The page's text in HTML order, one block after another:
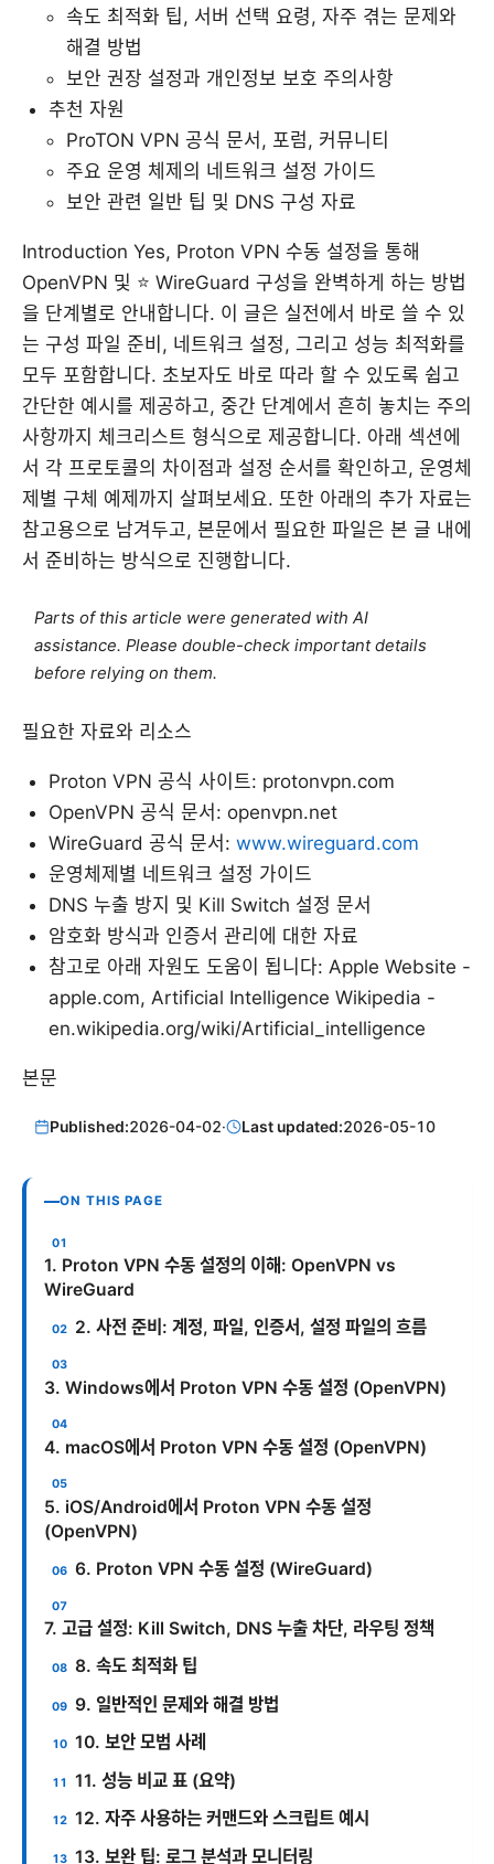
속도 최적화 팁, 서버 선택 요령, 자주 겪는 문제와
해결 방법
보안 권장 설정과 개인정보 보호 주의사항
추천 자원
ProTON VPN 공식 문서, 포럼, 커뮤니티
주요 운영 체제의 네트워크 설정 가이드
보안 관련 일반 팁 및 DNS 구성 자료
Introduction Yes, Proton VPN 수동 설정을 통해
OpenVPN 및 ⭐ WireGuard 구성을 완벽하게 하는 방법
을 단계별로 안내합니다. 이 글은 실전에서 바로 쓸 수 있
는 구성 파일 준비, 네트워크 설정, 그리고 성능 최적화를
모두 포함합니다. 초보자도 바로 따라 할 수 있도록 쉽고
간단한 예시를 제공하고, 중간 단계에서 흔히 놓치는 주의
사항까지 체크리스트 형식으로 제공합니다. 아래 섹션에
서 각 프로토콜의 차이점과 설정 순서를 확인하고, 운영체
제별 구체 예제까지 살펴보세요. 또한 아래의 추가 자료는
참고용으로 남겨두고, 본문에서 필요한 파일은 본 글 내에
서 준비하는 방식으로 진행합니다.
Parts of this article were generated with AI
assistance. Please double-check important details
before relying on them.
필요한 자료와 리소스
Proton VPN 공식 사이트: protonvpn.com
OpenVPN 공식 문서: openvpn.net
WireGuard 공식 문서: www.wireguard.com
운영체제별 네트워크 설정 가이드
DNS 누출 방지 및 Kill Switch 설정 문서
암호화 방식과 인증서 관리에 대한 자료
참고로 아래 자원도 도움이 됩니다: Apple Website -
apple.com, Artificial Intelligence Wikipedia -
en.wikipedia.org/wiki/Artificial_intelligence
본문
Published:2026-04-02· Last updated:2026-05-10
ON THIS PAGE
1. Proton VPN 수동 설정의 이해: OpenVPN vs
WireGuard
2. 사전 준비: 계정, 파일, 인증서, 설정 파일의 흐름
3. Windows에서 Proton VPN 수동 설정 (OpenVPN)
4. macOS에서 Proton VPN 수동 설정 (OpenVPN)
5. iOS/Android에서 Proton VPN 수동 설정
(OpenVPN)
6. Proton VPN 수동 설정 (WireGuard)
7. 고급 설정: Kill Switch, DNS 누출 차단, 라우팅 정책
8. 속도 최적화 팁
9. 일반적인 문제와 해결 방법
10. 보안 모범 사례
11. 성능 비교 표 (요약)
12. 자주 사용하는 커맨드와 스크립트 예시
13. 보완 팁: 로그 분석과 모니터링